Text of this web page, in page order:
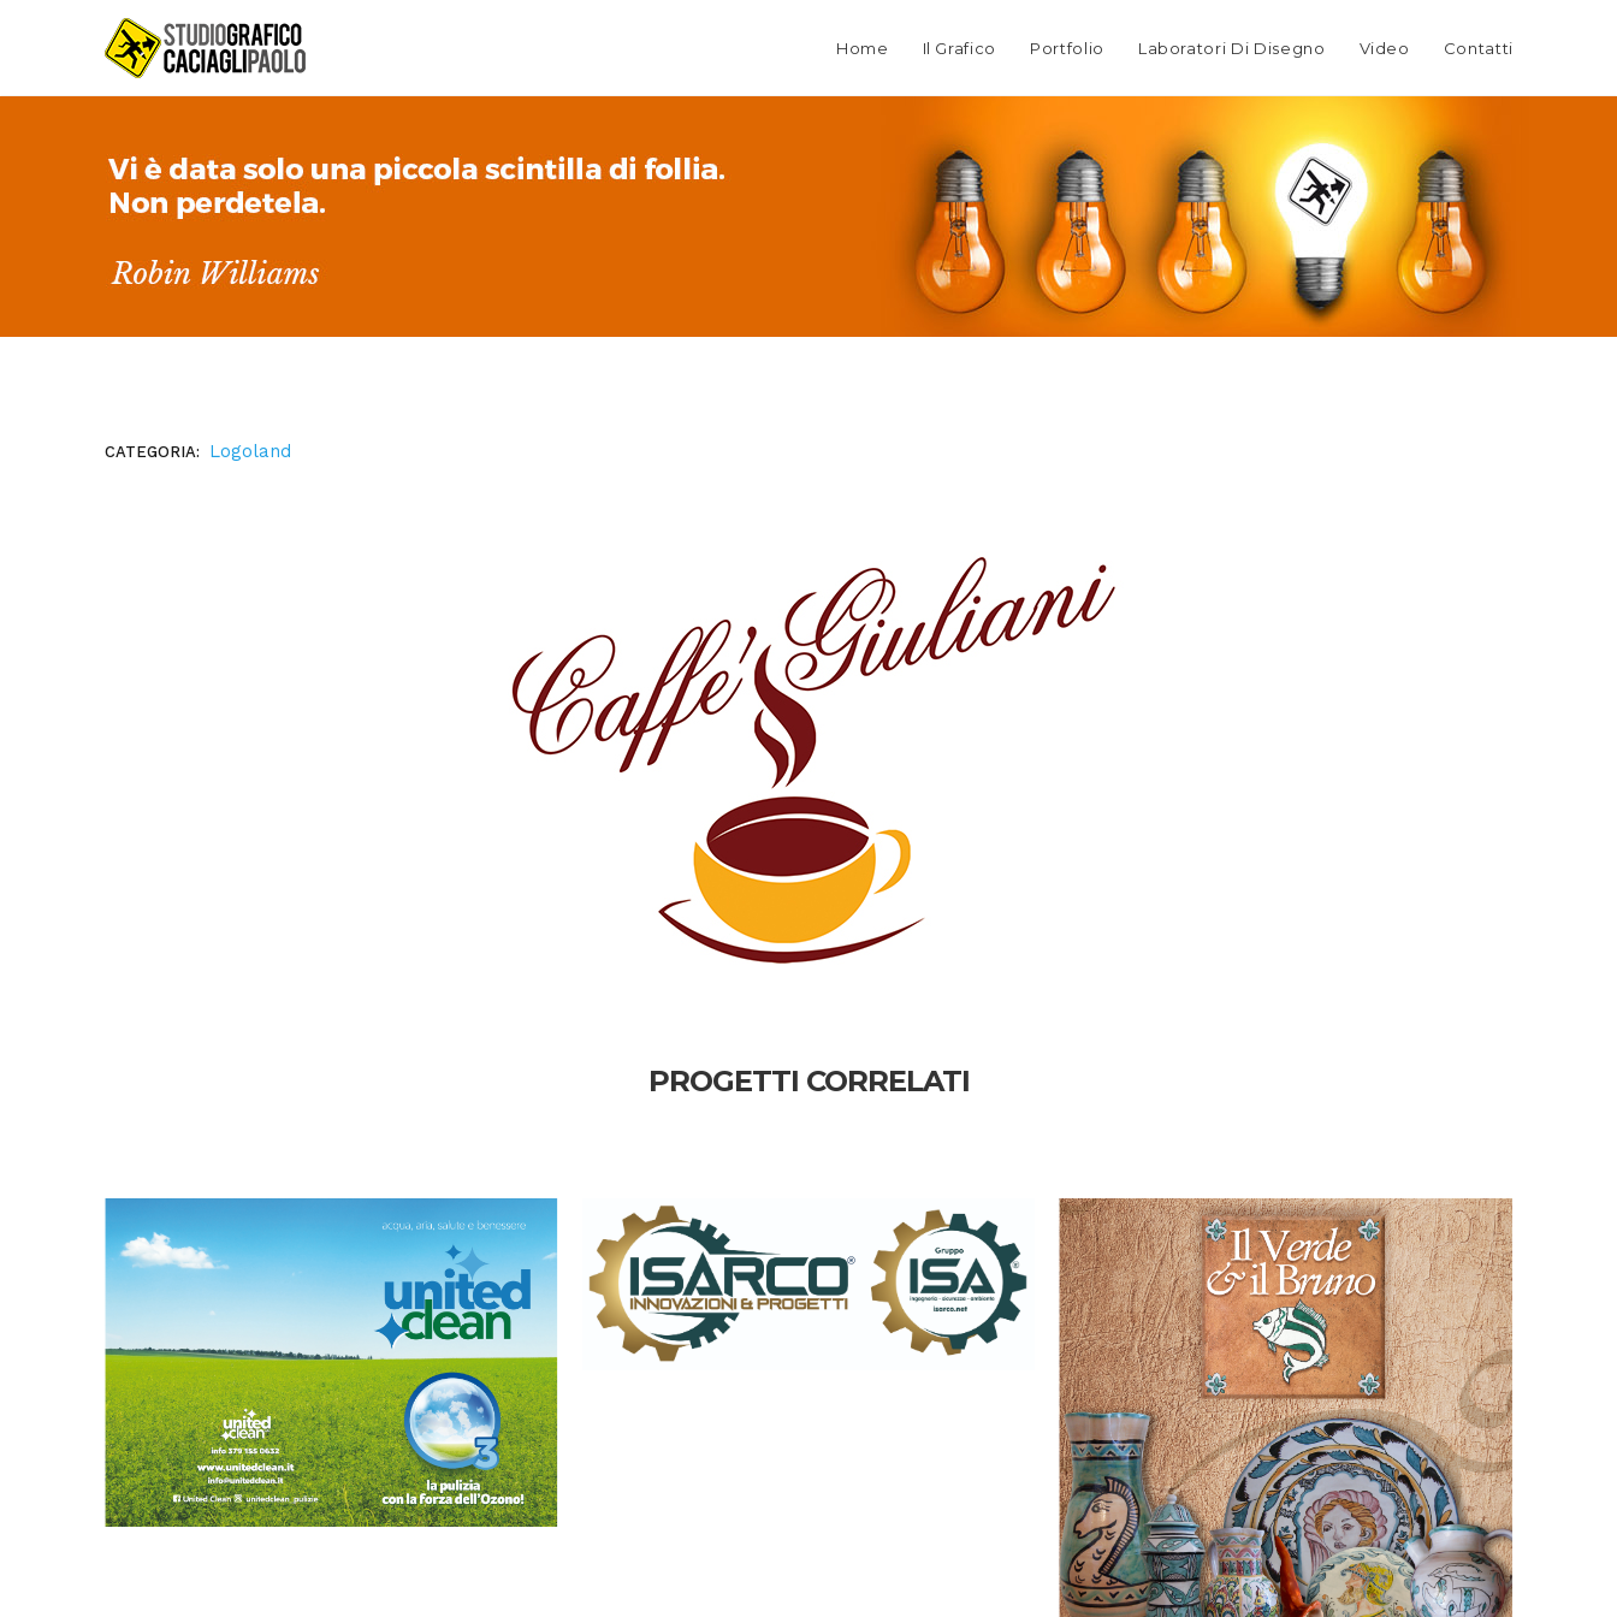
Home Il Grafico Portfolio Laboratori Di Disegno Video Contatti
CATEGORIA: Logoland
PROGETTI CORRELATI